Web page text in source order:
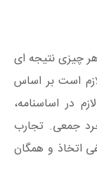
چیزی نتیجه ای
است بر اساس
در اساسنامه،
جمعی. تجارب
اتخاذ و همگان